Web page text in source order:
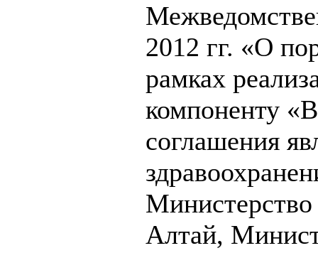
2012 гг. «О
рамках
компоненту
соглашения
Министерство
Алтай,